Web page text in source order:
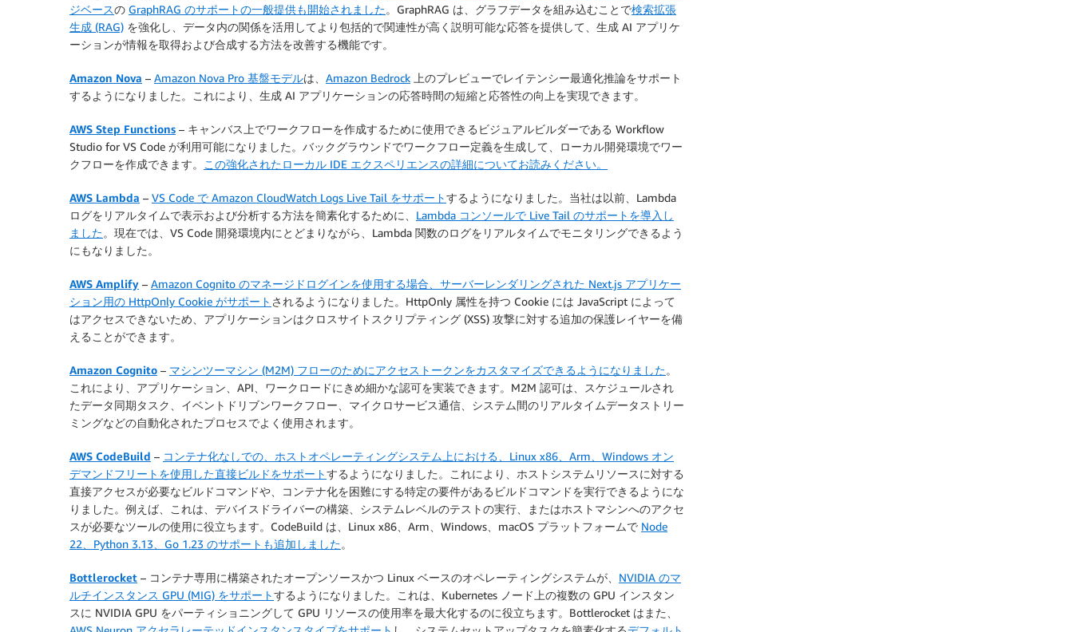
ジベースの GraphRAG のサポートの一般提供も開始されました。GraphRAG は、グラフデータを組み込むことで検索拡張
生成 (RAG) を強化し、データ内の関係を活用してより包括的で関連性が高く説明可能な応答を提供して、生成 AI アプリケ
ーションが情報を取得および合成する方法を改善する機能です。
Amazon Nova – Amazon Nova Pro 基盤モデルは、 Amazon Bedrock 上のプレビューでレイテンシー最適化推論をサポート
するようになりました。これにより、生成 AI アプリケーションの応答時間の短縮と応答性の向上を実現できます。
AWS Step Functions – キャンバス上でワークフローを作成するために使用できるビジュアルビルダーである Workflow
Studio for VS Code が利用可能になりました。バックグラウンドでワークフロー定義を生成して、ローカル開発環境でワー
クフローを作成できます。 この強化されたローカル IDE エクスペリエンスの詳細についてお読みください。
AWS Lambda – VS Code で Amazon CloudWatch Logs Live Tail をサポートするようになりました。当社は以前、Lambda
ログをリアルタイムで表示および分析する方法を簡素化するために、 Lambda コンソールで Live Tail のサポートを導入し
ました。現在では、VS Code 開発環境内にとどまりながら、Lambda 関数のログをリアルタイムでモニタリングできるよう
にもなりました。
AWS Amplify – Amazon Cognito のマネージドログインを使用する場合、サーバーレンダリングされた Next.js アプリケー
ション用の HttpOnly Cookie がサポート されるようになりました。HttpOnly 属性を持つ Cookie には JavaScript によって
はアクセスできないため、アプリケーションはクロスサイトスクリプティング (XSS) 攻撃に対する追加の保護レイヤーを備
えることができます。
Amazon Cognito – マシンツーマシン (M2M) フローのためにアクセストークンをカスタマイズできるようになりました。
これにより、アプリケーション、API、ワークロードにきめ細かな認可を実装できます。M2M 認可は、スケジュールされ
たデータ同期タスク、イベントドリブンワークフロー、マイクロサービス通信、システム間のリアルタイムデータストリー
ミングなどの自動化されたプロセスでよく使用されます。
AWS CodeBuild – コンテナ化なしでの、ホストオペレーティングシステム上における、Linux x86、Arm、Windows オン
デマンドフリートを使用した直接ビルドをサポートするようになりました。これにより、ホストシステムリソースに対する
直接アクセスが必要なビルドコマンドや、コンテナ化を困難にする特定の要件があるビルドコマンドを実行できるようにな
りました。例えば、これは、デバイスドライバーの構築、システムレベルのテストの実行、またはホストマシンへのアクセ
スが必要なツールの使用に役立ちます。CodeBuild は、Linux x86、Arm、Windows、macOS プラットフォームで Node
22、Python 3.13、Go 1.23 のサポートも追加しました。
Bottlerocket – コンテナ専用に構築されたオープンソースかつ Linux ベースのオペレーティングシステムが、 NVIDIA のマ
ルチインスタンス GPU (MIG) をサポートするようになりました。これは、Kubernetes ノード上の複数の GPU インスタン
スに NVIDIA GPU をパーティショニングして GPU リソースの使用率を最大化するのに役立ちます。Bottlerocket はまた、